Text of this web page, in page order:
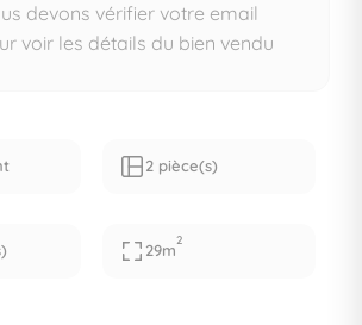
devons vérifier votre email
voir les détails du bien vendu
2 pièce(s)
29m
2